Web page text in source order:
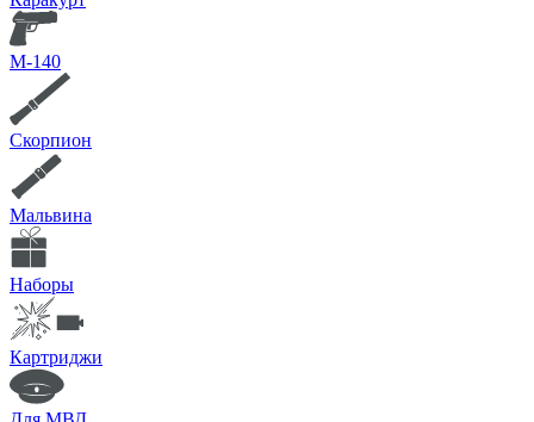
М-140
Скорпион
Мальвина
Наборы
Картриджи